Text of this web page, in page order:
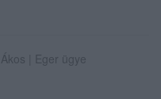
| Eger ügye